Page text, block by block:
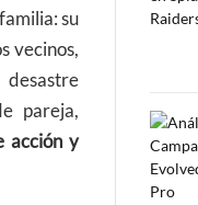
su
vecinos,
pareja,
acción y